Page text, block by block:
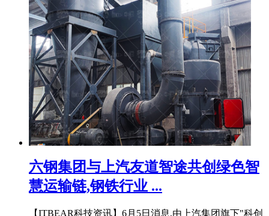
六钢集团与上汽友道智途共创绿色智
慧运输链,钢铁行业 ...
【ITBEAR科技资讯】6月5日消息,由上汽集团旗下"科创